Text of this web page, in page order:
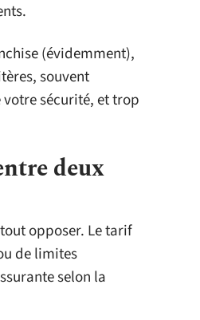
(évidemment),
souvent
sécurité, et trop
deux
opposer. Le tarif
de limites
selon la